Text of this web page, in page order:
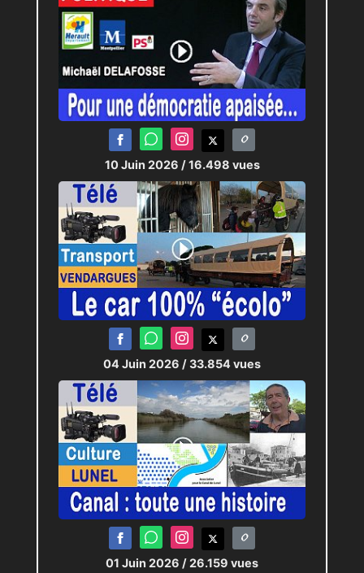
10 Juin 2026 / 16.498 vues
04 Juin 2026 / 33.854 vues
01 Juin 2026 / 26.159 vues